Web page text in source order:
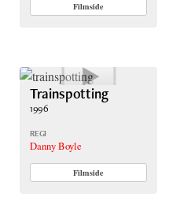
Filmside
Trainspotting
1996
REGI
Danny Boyle
Filmside